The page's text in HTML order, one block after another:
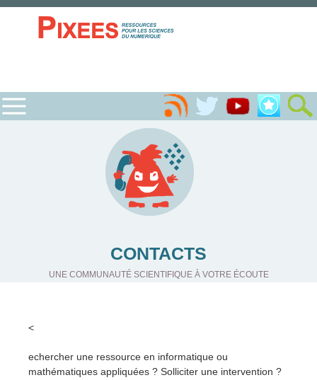
CONTACTS
UNE COMMUNAUTÉ SCIENTIFIQUE À VOTRE ÉCOUTE
<
echercher une ressource en informatique ou
mathématiques appliquées ? Solliciter une intervention ?